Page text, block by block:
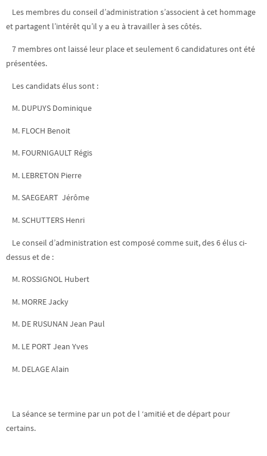
Les membres du conseil d’administration s’associent à cet hommage
et partagent l’intérêt qu’il y a eu à travailler à ses côtés.
7 membres ont laissé leur place et seulement 6 candidatures ont été
présentées.
Les candidats élus sont :
M. DUPUYS Dominique
M. FLOCH Benoit
M. FOURNIGAULT Régis
M. LEBRETON Pierre
M. SAEGEART Jérôme
M. SCHUTTERS Henri
Le conseil d’administration est composé comme suit, des 6 élus ci-
dessus et de :
M. ROSSIGNOL Hubert
M. MORRE Jacky
M. DE RUSUNAN Jean Paul
M. LE PORT Jean Yves
M. DELAGE Alain
La séance se termine par un pot de l ‘amitié et de départ pour
certains.